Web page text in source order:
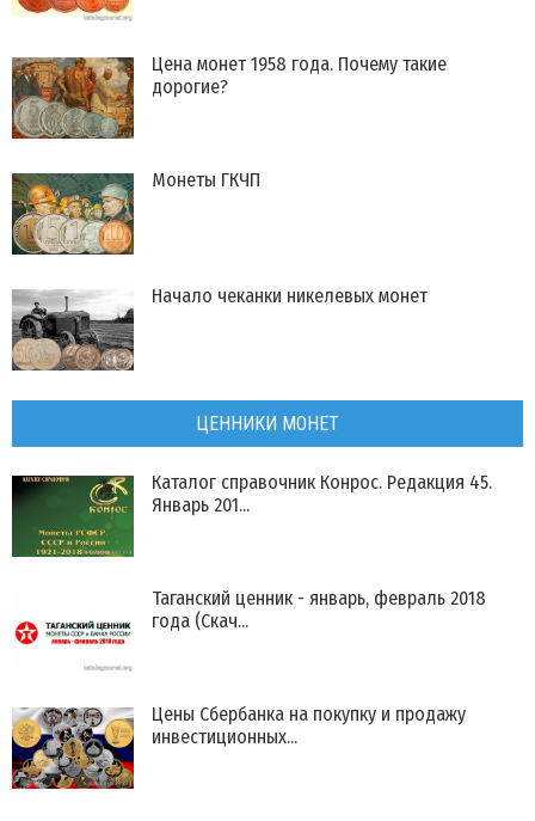
Цена монет 1958 года. Почему такие
дорогие?
Монеты ГКЧП
Начало чеканки никелевых монет
ЦЕННИКИ МОНЕТ
Каталог справочник Конрос. Редакция 45.
Январь 201...
Таганский ценник - январь, февраль 2018
года (Скач...
Цены Сбербанка на покупку и продажу
инвестиционных...